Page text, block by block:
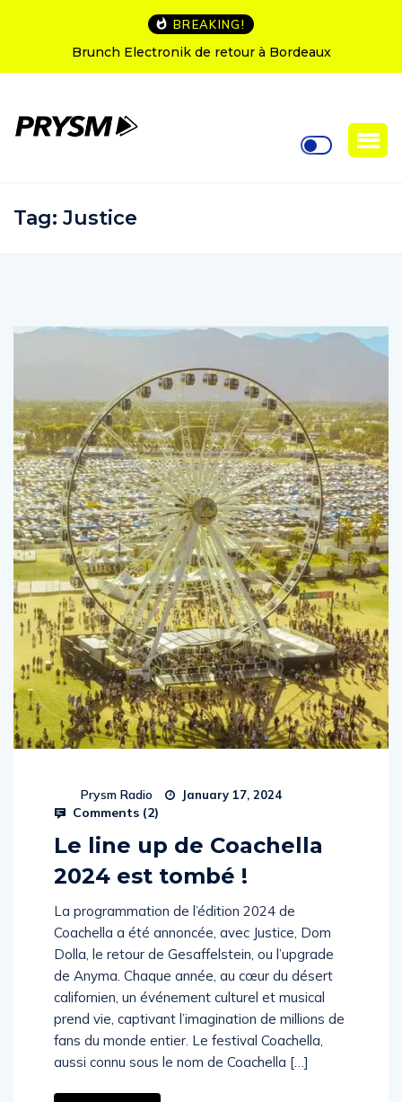
BREAKING!
L’Amnesia Ibiza fête ses 50 ans : le programme des
soirées d’ouverture
Tag: Justice
Prysm Radio January 17, 2024
Comments (2)
Le line up de Coachella
2024 est tombé !
La programmation de l’édition 2024 de
Coachella a été annoncée, avec Justice, Dom
Dolla, le retour de Gesaffelstein, ou l’upgrade
de Anyma. Chaque année, au cœur du désert
californien, un événement culturel et musical
prend vie, captivant l’imagination de millions de
fans du monde entier. Le festival Coachella,
aussi connu sous le nom de Coachella […]